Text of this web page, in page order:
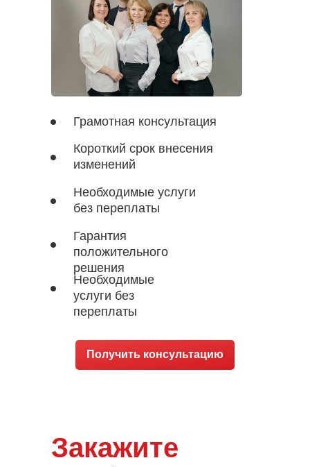
Грамотная консультация
Короткий срок внесения
изменений
Необходимые услуги
без переплаты
Гарантия
положительного
решения
Необходимые
услуги без
переплаты
Получить консультацию
Закажите